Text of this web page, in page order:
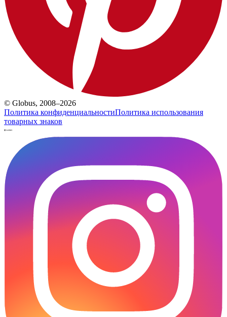
© Globus, 2008–2026
Политика конфиденциальностиПолитика использования
товарных знаков